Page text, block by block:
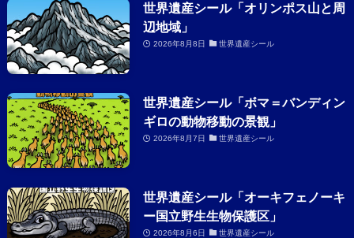
世界遺産シール「オリンポス山と周
辺地域」
2026年8月8日 世界遺産シール
世界遺産シール「ボマ＝バンディン
ギロの動物移動の景観」
2026年8月7日 世界遺産シール
世界遺産シール「オーキフェノーキ
ー国立野生生物保護区」
2026年8月6日 世界遺産シール